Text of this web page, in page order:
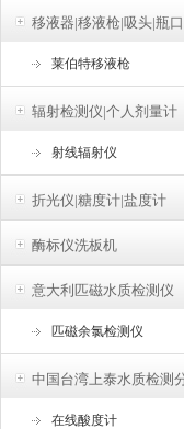
莱伯特移液枪
辐射检测仪|个人剂量计
射线辐射仪
折光仪|糖度计|盐度计
酶标仪洗板机
意大利匹磁水质检测仪
匹磁余氯检测仪
中国台湾上泰水质检测
在线酸度计